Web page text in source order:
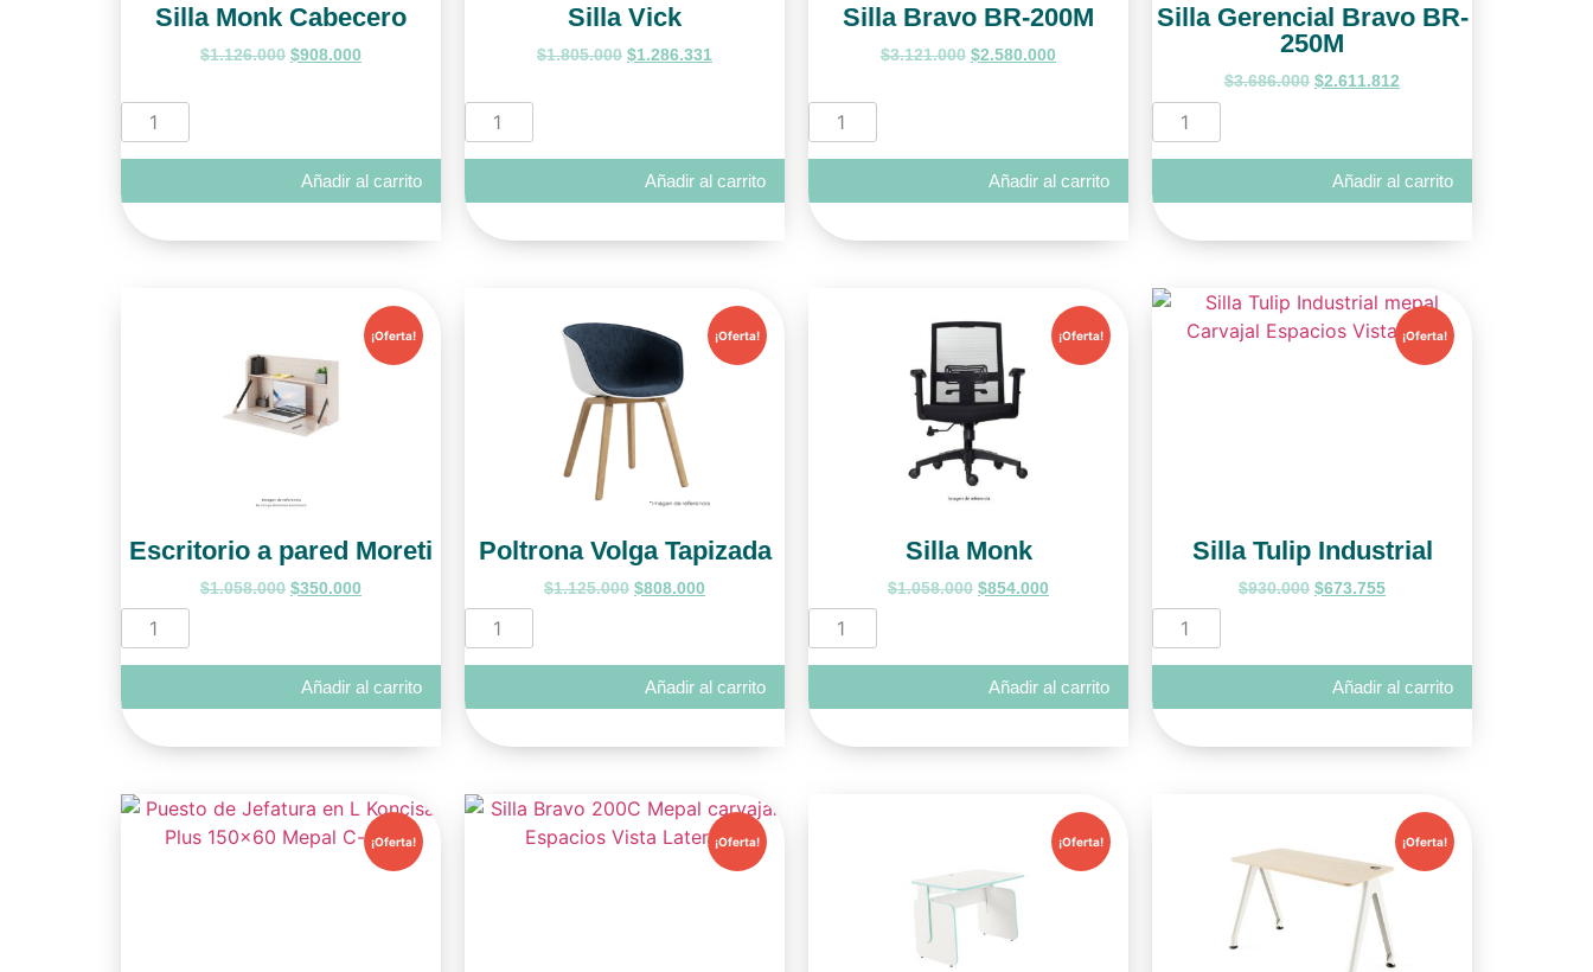
Silla Monk Cabecero
$1.126.000 $908.000
Añadir al carrito
Silla Vick
$1.805.000 $1.286.331
Añadir al carrito
Silla Bravo BR-200M
$3.121.000 $2.580.000
Añadir al carrito
Silla Gerencial Bravo BR-
250M
$3.686.000 $2.611.812
Añadir al carrito
¡Oferta!
Escritorio a pared Moreti
$1.058.000 $350.000
Añadir al carrito
¡Oferta!
Poltrona Volga Tapizada
$1.125.000 $808.000
Añadir al carrito
¡Oferta!
Silla Monk
$1.058.000 $854.000
Añadir al carrito
¡Oferta!
Silla Tulip Industrial
$930.000 $673.755
Añadir al carrito
¡Oferta! ¡Oferta! ¡Oferta! ¡Oferta!